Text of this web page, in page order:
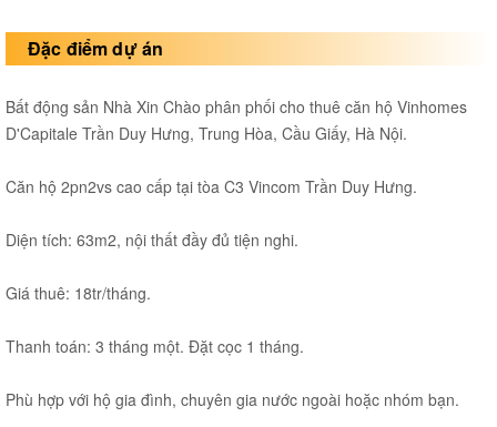
Đặc điểm dự án
Bất động sản Nhà Xin Chào phân phối cho thuê căn hộ Vinhomes
D'Capitale Trần Duy Hưng, Trung Hòa, Cầu Giấy, Hà Nội.
Căn hộ 2pn2vs cao cấp tại tòa C3 Vincom Trần Duy Hưng.
Diện tích: 63m2, nội thất đầy đủ tiện nghi.
Giá thuê: 18tr/tháng.
Thanh toán: 3 tháng một. Đặt cọc 1 tháng.
Phù hợp với hộ gia đình, chuyên gia nước ngoài hoặc nhóm bạn.